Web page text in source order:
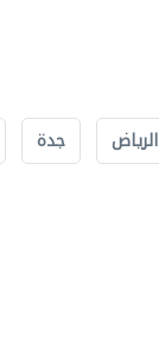
الرياض جدة